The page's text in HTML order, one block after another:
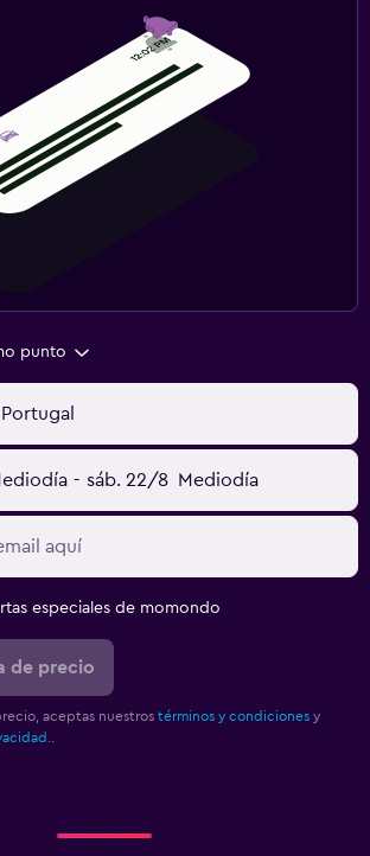
punto
- sáb. 22/8 Mediodía
especiales de momondo
de precio
aceptas nuestros términos y condiciones y